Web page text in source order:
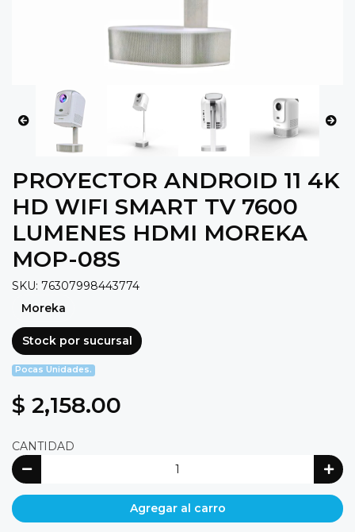
PROYECTOR ANDROID 11 4K
HD WIFI SMART TV 7600
LUMENES HDMI MOREKA
MOP-08S
SKU: 76307998443774
Moreka
Stock por sucursal
Pocas Unidades.
$ 2,158.00
CANTIDAD
Agregar al carro